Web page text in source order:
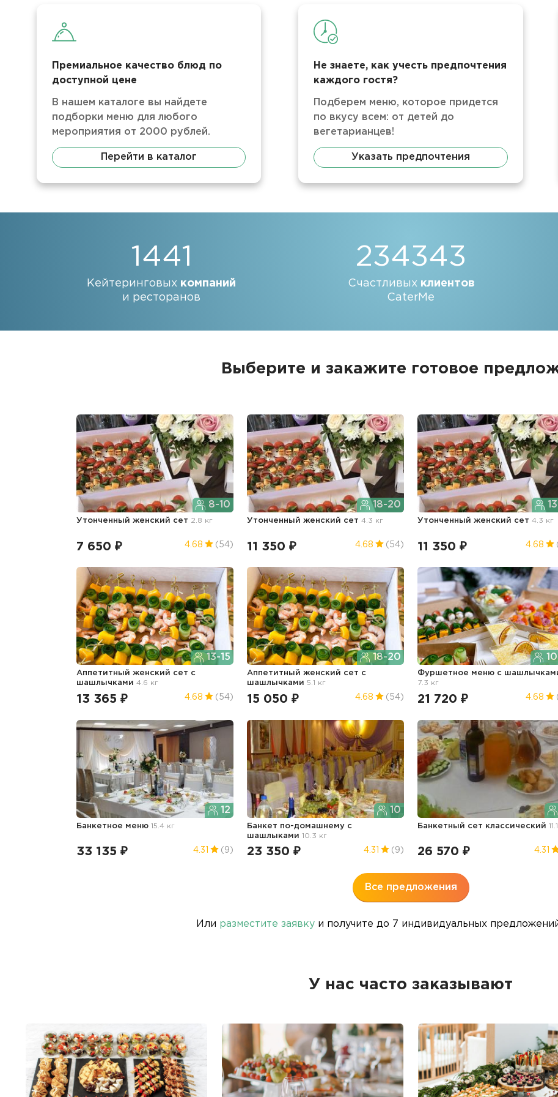
Премиальное качество блюд по
доступной цене
В нашем каталоге вы найдете
подборки меню для любого
мероприятия от 2000 рублей.
Перейти в каталог
Не знаете, как учесть предпочтения
каждого гостя?
Подберем меню, которое придется
по вкусу всем: от детей до
вегетарианцев!
Указать предпочтения
1441
Кейтеринговых компаний
и ресторанов
234343
Счастливых клиентов
CaterMe
Выберите и закажите готовое
8-10
Утонченный женский сет 2.8 кг
7 650 ₽ 4.68 (54)
18-20
Утонченный женский сет4.3 кг
11 350 ₽ 4.68 (54)
Утонченный женский сет4.3 кг
11 350 ₽ 4.68
13-15
Аппетитный женский сет с
шашлычками4.6 кг
13 365 ₽ 4.68 (54)
18-20
Аппетитный женский сет с
шашлычками5.1 кг
15 050 ₽ 4.68 (54)
Фуршетное меню с
7.3 кг
21 720 ₽ 4.68
12
Банкетное меню15.4 кг
33 135 ₽ 4.31 (9)
10
Банкет по-домашнему с
шашлыками10.3 кг
23 350 ₽ 4.31 (9)
Банкетный сет классический
26 570 ₽ 4.31
Все предложения
Или разместите заявку и получите до 7 индивидуальных
У нас часто заказывают